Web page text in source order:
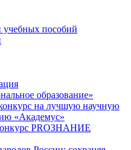
учебных пособий
образование»
на лучшую научную
«Академус»
PROЗНАНИЕ